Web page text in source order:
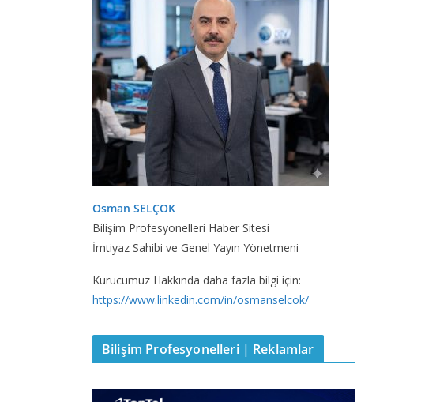
Osman SELÇOK
Bilişim Profesyonelleri Haber Sitesi
İmtiyaz Sahibi ve Genel Yayın Yönetmeni
Kurucumuz Hakkında daha fazla bilgi için:
https://www.linkedin.com/in/osmanselcok/
Bilişim Profesyonelleri | Reklamlar